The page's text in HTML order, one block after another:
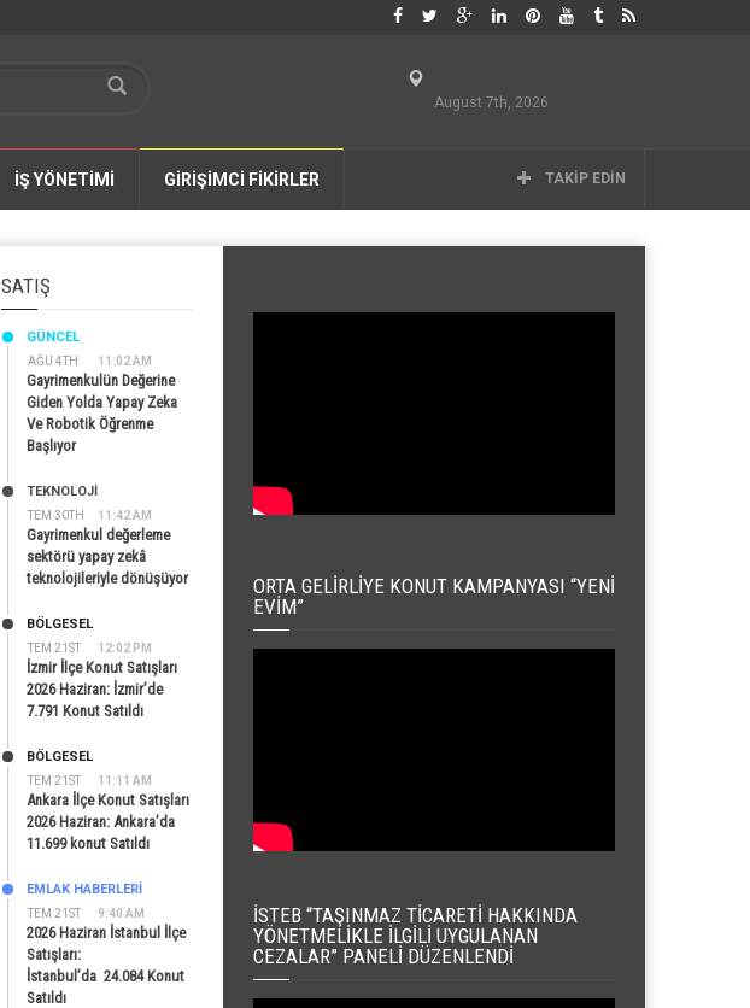
August 7th, 2026
İŞ YÖNETİMİ GİRİŞİMCİ FİKİRLER TAKIP EDIN
SATIŞ
AĞU 4TH 11:02 AM
GÜNCEL
Gayrimenkulün Değerine
Giden Yolda Yapay Zeka
Ve Robotik Öğrenme
Başlıyor
TEM 30TH 11:42 AM
TEKNOLOJİ
Gayrimenkul değerleme
sektörü yapay zekâ
teknolojileriyle dönüşüyor
TEM 21ST 12:02 PM
BÖLGESEL
İzmir İlçe Konut Satışları
2026 Haziran: İzmir’de
7.791 Konut Satıldı
TEM 21ST 11:11 AM
BÖLGESEL
Ankara İlçe Konut Satışları
2026 Haziran: Ankara’da
11.699 konut Satıldı
TEM 21ST 9:40 AM
EMLAK HABERLERI
2026 Haziran İstanbul İlçe
Satışları:
İstanbul’da 24.084 Konut
Satıldı
ORTA GELIRLIYE KONUT KAMPANYASI “YENI
EVIM”
İSTEB “TAŞINMAZ TICARETI HAKKINDA
YÖNETMELIKLE İLGILI UYGULANAN
CEZALAR” PANELI DÜZENLENDI